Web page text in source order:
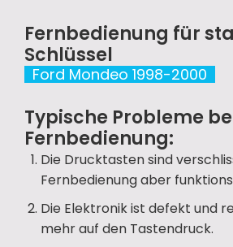
Fernbedienung für
Schlüssel
Ford Mondeo 1998-2000
Typische Probleme
Fernbedienung:
Die Drucktasten sind
Fernbedienung aber
Die Elektronik ist defekt und
mehr auf den Tastendruck.